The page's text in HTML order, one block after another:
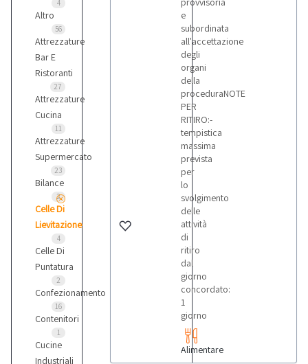
4
Altro
56
Attrezzature
Bar E
Ristoranti
27
Attrezzature
Cucina
11
Attrezzature
Supermercato
23
Bilance
2
Celle Di
Lievitazione
4
Celle Di
Puntatura
2
Confezionamento
16
Contenitori
1
Cucine
Industriali
e
subordinata
all'accettazione
degli
organi
della
proceduraNOTE
PER
RITIRO:-
tempistica
massima
prevista
per
lo
svolgimento
delle
attività
di
ritiro
dal
giorno
concordato:
1
giorno
Alimentare